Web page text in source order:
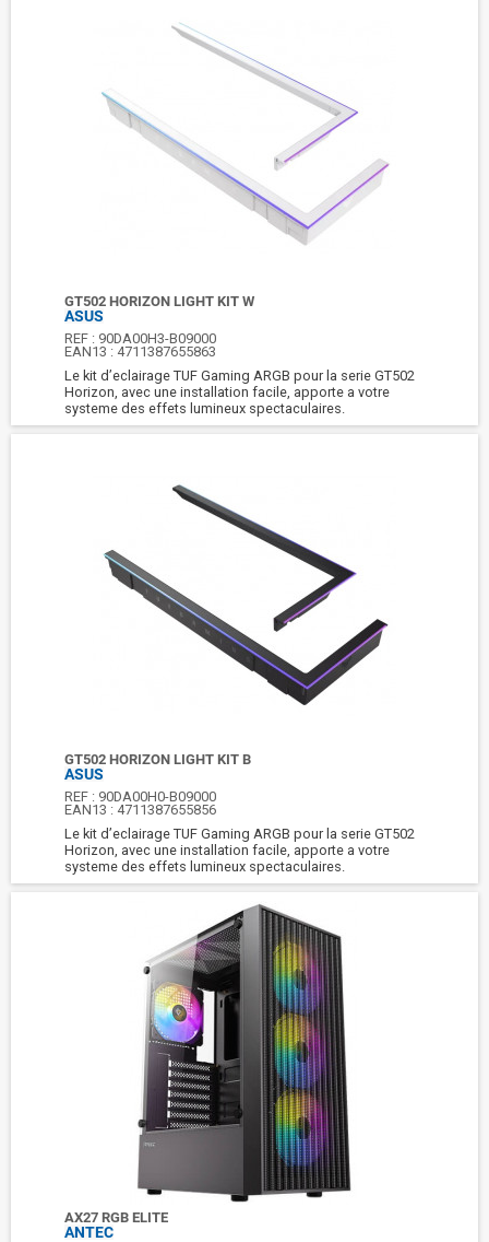
GT502 HORIZON LIGHT KIT W
ASUS
REF : 90DA00H3-B09000
EAN13 : 4711387655863
Le kit d’eclairage TUF Gaming ARGB pour la serie GT502
Horizon, avec une installation facile, apporte a votre
systeme des effets lumineux spectaculaires.
GT502 HORIZON LIGHT KIT B
ASUS
REF : 90DA00H0-B09000
EAN13 : 4711387655856
Le kit d’eclairage TUF Gaming ARGB pour la serie GT502
Horizon, avec une installation facile, apporte a votre
systeme des effets lumineux spectaculaires.
AX27 RGB ELITE
ANTEC